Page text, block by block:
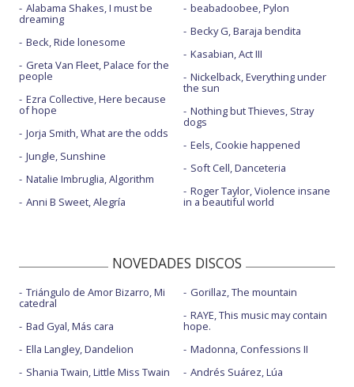
Alabama Shakes, I must be
dreaming
Beck, Ride lonesome
Greta Van Fleet, Palace for the
people
Ezra Collective, Here because
of hope
Jorja Smith, What are the odds
Jungle, Sunshine
Natalie Imbruglia, Algorithm
Anni B Sweet, Alegría
beabadoobee, Pylon
Becky G, Baraja bendita
Kasabian, Act III
Nickelback, Everything under
the sun
Nothing but Thieves, Stray
dogs
Eels, Cookie happened
Soft Cell, Danceteria
Roger Taylor, Violence insane
in a beautiful world
NOVEDADES DISCOS
Triángulo de Amor Bizarro, Mi
catedral
Bad Gyal, Más cara
Ella Langley, Dandelion
Shania Twain, Little Miss Twain
Gorillaz, The mountain
RAYE, This music may contain
hope.
Madonna, Confessions II
Andrés Suárez, Lúa